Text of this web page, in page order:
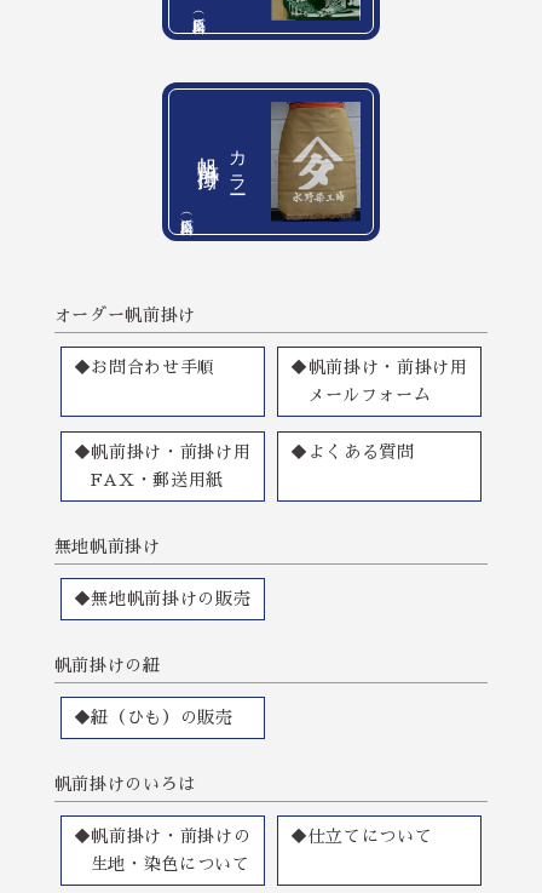
帆前掛け カラー
オーダー帆前掛け
◆お問合わせ手順
◆帆前掛け・前掛け用
メールフォーム
◆帆前掛け・前掛け用
FAX・郵送用紙
◆よくある質問
無地帆前掛け
◆無地帆前掛けの販売
帆前掛けの紐
◆紐（ひも）の販売
帆前掛けのいろは
◆帆前掛け・前掛けの
生地・染色について
◆仕立てについて